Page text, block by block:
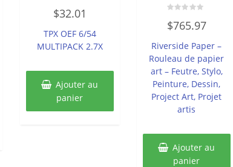
0
sur
$32.01
TPX OEF 6/54
MULTIPACK 2.7X
Ajouter au
panier
0
sur
$765.97
Riverside Paper –
Rouleau de papier
art – Feutre, Stylo,
Peinture, Dessin,
Project Art, Projet
artis
Ajouter au
panier